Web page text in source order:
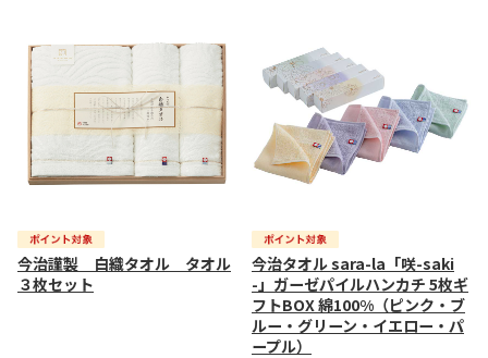
今治謹製 白織タオル タオル
３枚セット
今治タオル sara-la「咲-saki
-」ガーゼパイルハンカチ 5枚ギ
フトBOX 綿100%（ピンク・ブ
ルー・グリーン・イエロー・パ
ープル）